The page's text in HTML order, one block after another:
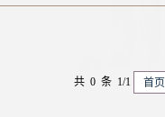
共 0 条 1/1 首页